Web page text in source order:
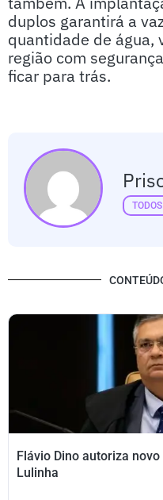
duplos garantirá a
quantidade de água,
região com
ficar para trás.
Flávio Dino autoriza
Lulinha